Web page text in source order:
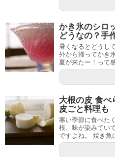
かき氷のシロ
どうなの？手
暑くなるとどうし
外から帰ってかき
夏が来たー！って
大根の皮 食べ
皮ごと料理も
寒い季節に食べた
根、味が染みてい
ですよね。 焼き魚